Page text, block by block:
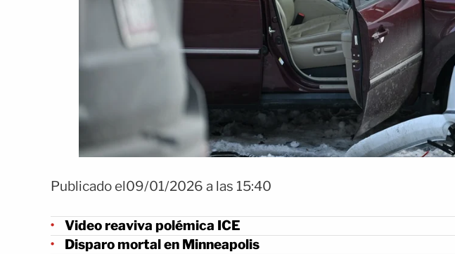
Publicado el09/01/2026 a las 15:40
Video reaviva polémica ICE
Disparo mortal en Minneapolis